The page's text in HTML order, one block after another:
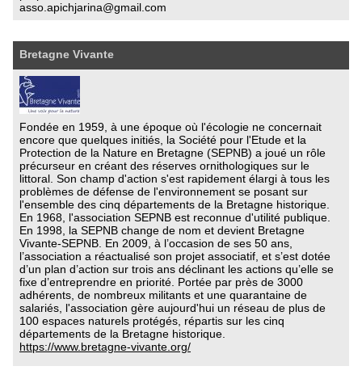
asso.apichjarina@gmail.com
Bretagne Vivante
Fondée en 1959, à une époque où l'écologie ne concernait
encore que quelques initiés, la Société pour l'Etude et la
Protection de la Nature en Bretagne (SEPNB) a joué un rôle
précurseur en créant des réserves ornithologiques sur le
littoral. Son champ d'action s'est rapidement élargi à tous les
problèmes de défense de l'environnement se posant sur
l'ensemble des cinq départements de la Bretagne historique.
En 1968, l'association SEPNB est reconnue d'utilité publique.
En 1998, la SEPNB change de nom et devient Bretagne
Vivante-SEPNB. En 2009, à l’occasion de ses 50 ans,
l’association a réactualisé son projet associatif, et s’est dotée
d’un plan d’action sur trois ans déclinant les actions qu’elle se
fixe d’entreprendre en priorité. Portée par près de 3000
adhérents, de nombreux militants et une quarantaine de
salariés, l'association gère aujourd'hui un réseau de plus de
100 espaces naturels protégés, répartis sur les cinq
départements de la Bretagne historique.
https://www.bretagne-vivante.org/